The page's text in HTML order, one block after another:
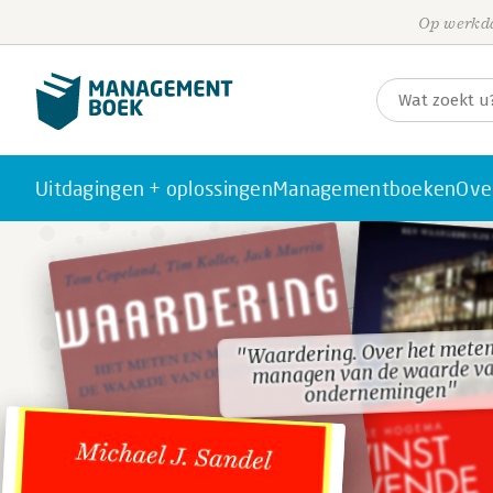
Op
Uitdagingen + oplossingenManagementboeken
"Waardering. Over het
managen van de waarde
ondernemingen"
"Waardering. Over het
managen van de waarde
ondernemingen"